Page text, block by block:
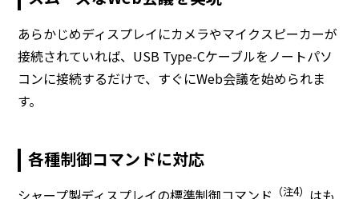
あらかじめディスプレイにカメラやマイクスピーカーが
接続されていれば、USB Type-Cケーブルをノートパソ
コンに接続するだけで、すぐにWeb会議を始められま
す。
各種制御コマンドに対応
（注4）